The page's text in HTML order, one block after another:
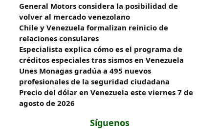
General Motors considera la posibilidad de
volver al mercado venezolano
Chile y Venezuela formalizan reinicio de
relaciones consulares
Especialista explica cómo es el programa de
créditos especiales tras sismos en Venezuela
Unes Monagas gradúa a 495 nuevos
profesionales de la seguridad ciudadana
Precio del dólar en Venezuela este viernes 7 de
agosto de 2026
Síguenos